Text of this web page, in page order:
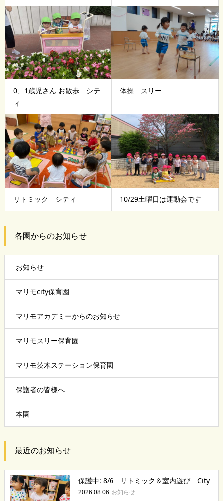
0、1歳児さん お散歩 シテ
ィ
体操 スリー
リトミック シティ 10/29土曜日は運動会です
各園からのお知らせ
お知らせ
マリモcity保育園
マリモアカデミーからのお知らせ
マリモスリー保育園
マリモ茨木ステーション保育園
保護者の皆様へ
本園
最近のお知らせ
保護中: 8/6 リトミック＆室内遊び City
2026.08.06 お知らせ